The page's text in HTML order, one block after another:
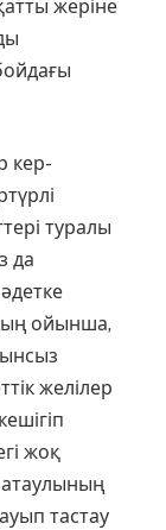
жеріне
кер­
туралы
да
ойынша,
желілер
жоқ
атаулының
тастау